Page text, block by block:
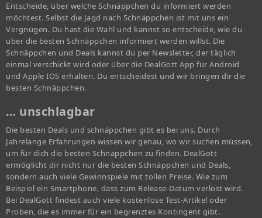
Entscheide, über welche Schnäppchen du informiert werden
möchtest. Selbst die Jagd nach Schnäppchen ist mit uns ein
Vergnügen. Du hast die Wahl und kannst so entscheide, wie du
über die besten Schnäppchen informiert werden willst. Die
Schnäppchen und Deals kannst du per Newsletter, der täglich
einmal verschickt wird oder über die DealGott App für Android
und Apple IOS erhalten. Du entscheidest und wir bringen dir die
besten Schnäppchen.
… unschlagbar
Die besten Deals und schnäppchen gibt es bei uns. Durch
Jahrelange Erfahrungen wissen wir genau, wo wir suchen müssen,
um für dich die besten Schnäppchen zu finden. DealGott
ermöglicht dir nicht nur die besten Schnäppchen und Deals,
sondern auch viele Gewinnspiele mit tollen Preise. Wie zum
Beispiel ein Smartphone, dass zum Release-Datum verlost wird.
Bei DealGott findest auch viele kostenlose Test-Artikel oder
Proben, die es immer für ein begrenztes Kontingent gibt.